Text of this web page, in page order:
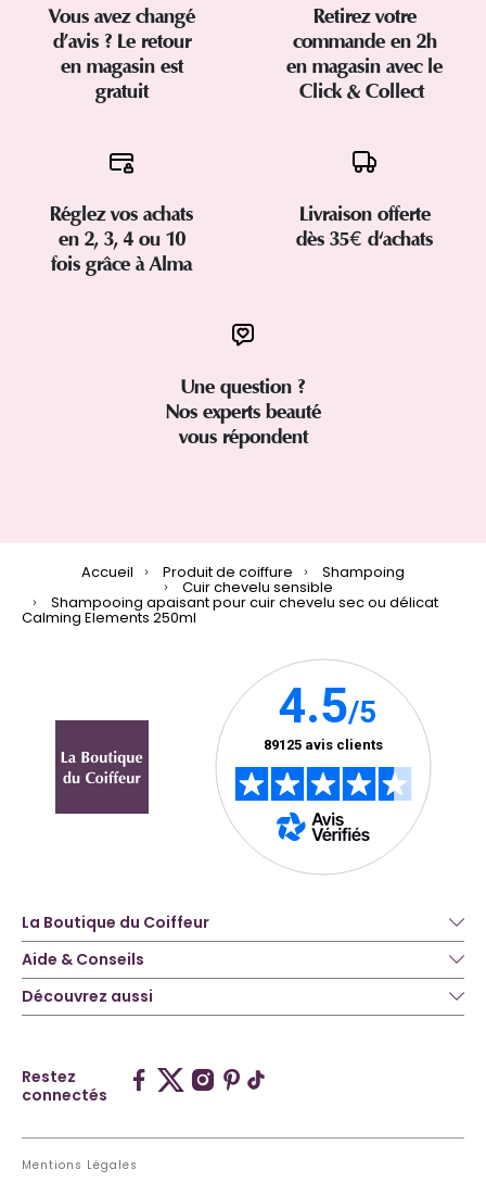
Vous avez changé
d’avis ? Le retour
en magasin est
gratuit
Retirez votre
commande en 2h
en magasin avec le
Click & Collect
Réglez vos achats
en 2, 3, 4 ou 10
fois grâce à Alma
Livraison offerte
dès 35€ d'achats
Une question ?
Nos experts beauté
vous répondent
Accueil Produit de coiffure Shampoing
Cuir chevelu sensible
Shampooing apaisant pour cuir chevelu sec ou délicat
Calming Elements 250ml
La Boutique du Coiffeur
Aide & Conseils
Découvrez aussi
Restez
connectés
Mentions Légales